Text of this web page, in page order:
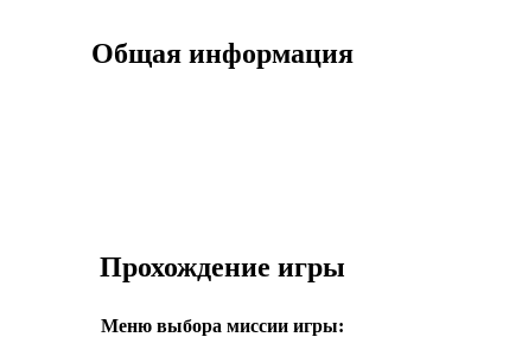
Общая информация
Прохождение игры
Меню выбора миссии игры: